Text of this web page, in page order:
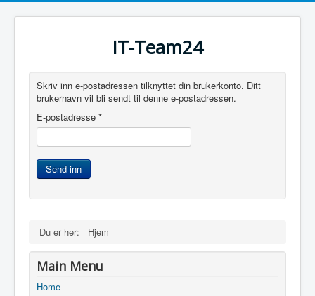
IT-Team24
Skriv inn e-postadressen tilknyttet din brukerkonto. Ditt
brukernavn vil bli sendt til denne e-postadressen.
E-postadresse *
Send inn
Du er her: Hjem
Main Menu
Home